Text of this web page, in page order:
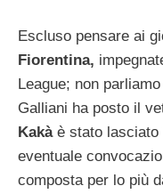
Escluso pensare ai
Fiorentina,
League; non
Galliani ha posto il
Kakàè stato lasciato
eventuale
composta per lo più